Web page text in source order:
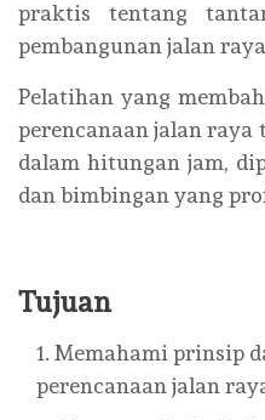
praktis tentang
pembangunan jalan
Pelatihan yang
perencanaan jalan
dalam hitungan jam,
dan bimbingan yang
Tujuan
Memahami prinsip
perencanaan jalan